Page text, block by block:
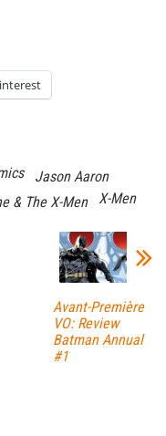
Jason Aaron
& The X-Men X-Men
Avant-Première
VO: Review
Batman Annual
#1